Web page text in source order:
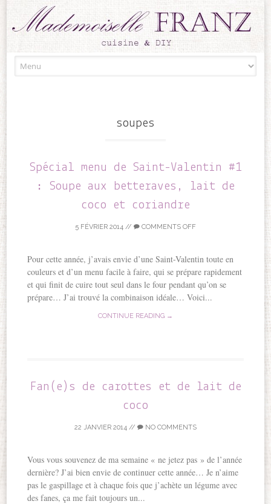
soupes
Spécial menu de Saint-Valentin #1
: Soupe aux betteraves, lait de
coco et coriandre
5 FÉVRIER 2014 // COMMENTS OFF
Pour cette année, j’avais envie d’une Saint-Valentin toute en
couleurs et d’un menu facile à faire, qui se prépare rapidement
et qui finit de cuire tout seul dans le four pendant qu’on se
prépare… J’ai trouvé la combinaison idéale… Voici...
CONTINUE READING →
Fan(e)s de carottes et de lait de
coco
22 JANVIER 2014 // NO COMMENTS
Vous vous souvenez de ma semaine « ne jetez pas » de l’année
dernière? J’ai bien envie de continuer cette année… Je n’aime
pas le gaspillage et à chaque fois que j’achète un légume avec
des fanes, ça me fait toujours un...